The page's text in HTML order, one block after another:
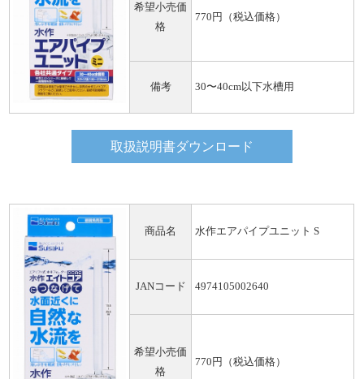
希望小売価
格
770円（税込価格）
備考 30〜40cm以下水槽用
取扱説明書ダウンロード
商品名 水作エアパイプユニット S
JANコード 4974105002640
希望小売価
格
770円（税込価格）